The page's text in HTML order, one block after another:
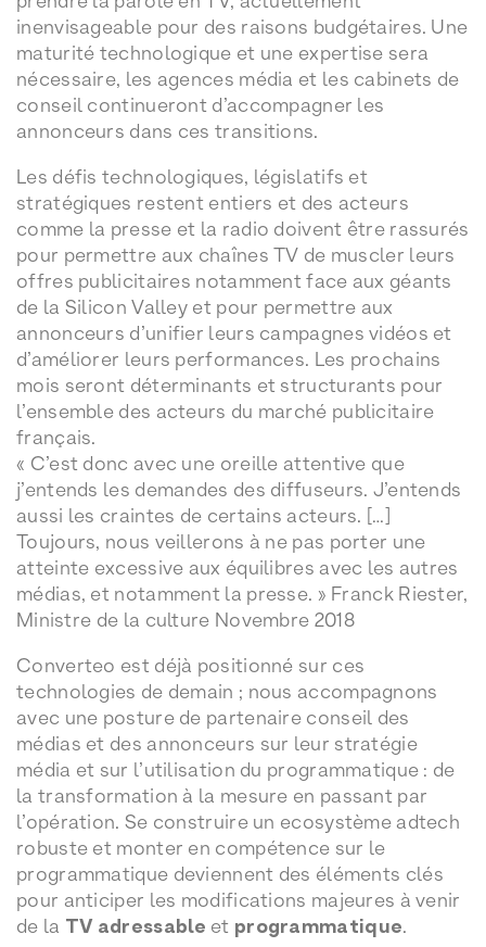
inenvisageable pour des raisons budgétaires. Une
maturité technologique et une expertise sera
nécessaire, les agences média et les cabinets de
conseil continueront d’accompagner les
annonceurs dans ces transitions.
Les défis technologiques, législatifs et
stratégiques restent entiers et des acteurs
comme la presse et la radio doivent être rassurés
pour permettre aux chaînes TV de muscler leurs
offres publicitaires notamment face aux géants
de la Silicon Valley et pour permettre aux
annonceurs d’unifier leurs campagnes vidéos et
d’améliorer leurs performances. Les prochains
mois seront déterminants et structurants pour
l’ensemble des acteurs du marché publicitaire
français.
« C’est donc avec une oreille attentive que
j’entends les demandes des diffuseurs. J’entends
aussi les craintes de certains acteurs. […]
Toujours, nous veillerons à ne pas porter une
atteinte excessive aux équilibres avec les autres
médias, et notamment la presse. » Franck Riester,
Ministre de la culture Novembre 2018
Converteo est déjà positionné sur ces
technologies de demain ; nous accompagnons
avec une posture de partenaire conseil des
médias et des annonceurs sur leur stratégie
média et sur l’utilisation du programmatique : de
la transformation à la mesure en passant par
l’opération. Se construire un ecosystème adtech
robuste et monter en compétence sur le
programmatique deviennent des éléments clés
pour anticiper les modifications majeures à venir
de la TV adressable et programmatique.